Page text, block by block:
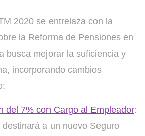
2020 se entrelaza con la
la Reforma de Pensiones en
busca mejorar la suficiencia y
incorporando cambios
del 7% con Cargo al Empleador:
a un nuevo Seguro